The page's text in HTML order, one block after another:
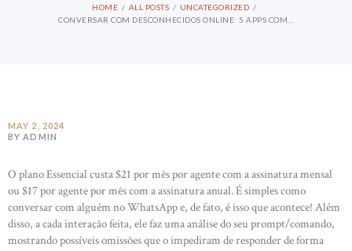
HOME ALL POSTS
UNCATEGORIZED
CONVERSAR COM DESCONHECIDOS ONLINE: 5 APPS COM...
MAY 2, 2024
BY ADMIN
O plano Essencial custa $21 por mês por agente com a assinatura mensal
ou $17 por agente por mês com a assinatura anual. É simples como
conversar com alguém no WhatsApp e, de fato, é isso que acontece! Além
disso, a cada interação feita, ele faz uma análise do seu prompt/comando,
mostrando possíveis omissões que o impediram de responder de forma